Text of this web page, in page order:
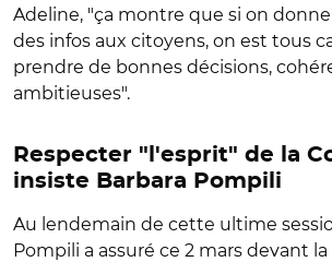
Adeline, "ça montre que si on
des infos aux citoyens, on est tous
prendre de bonnes décisions,
ambitieuses".
Respecter "l'esprit" de la
insiste Barbara Pompili
Au lendemain de cette ultime
Pompili a assuré ce 2 mars devant